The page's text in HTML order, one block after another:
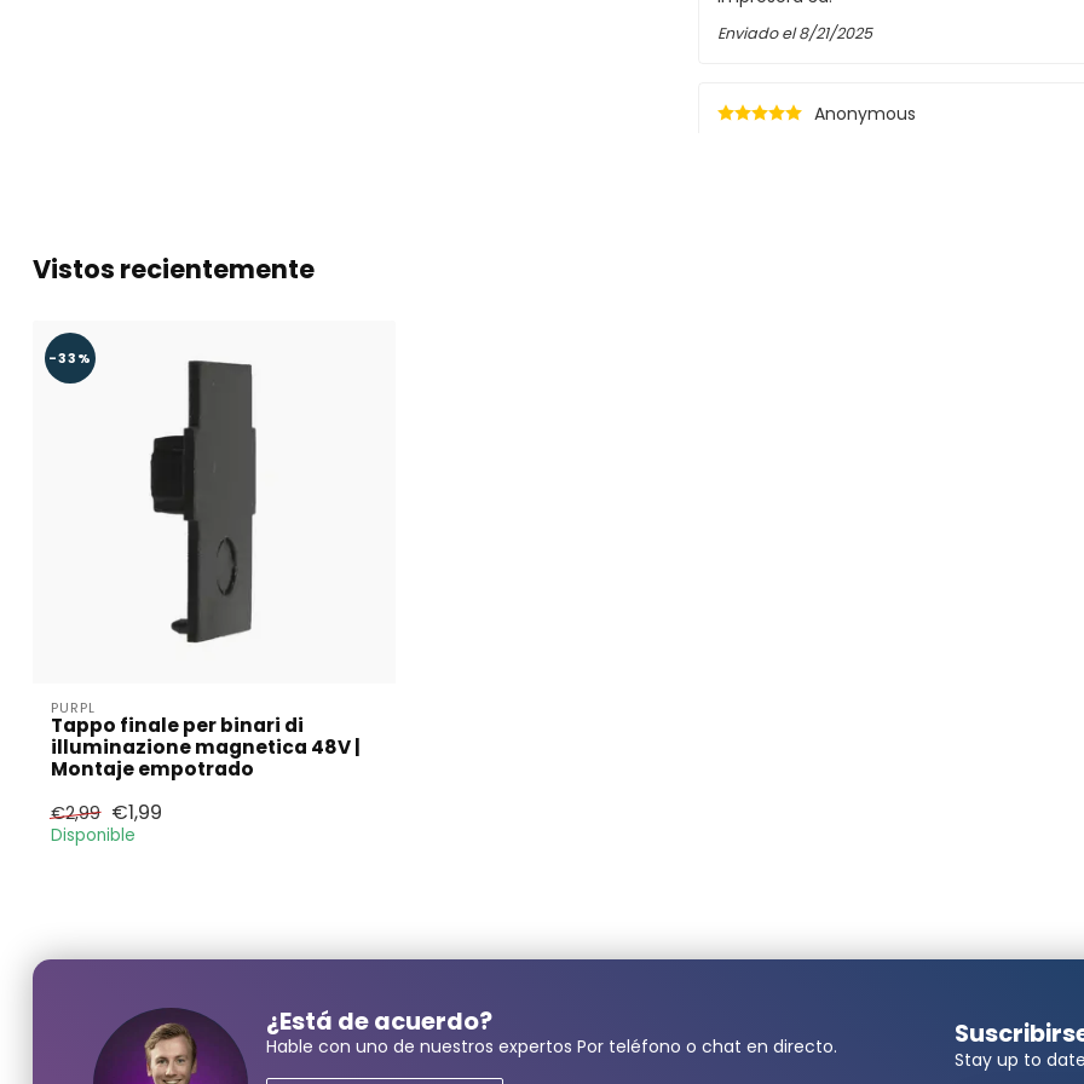
Enviado el8/21/2025
Anonymous
Vistos recientemente
-33%
PURPL
Tappo finale per binari di
illuminazione magnetica 48V |
Montaje empotrado
€2,99 €1,99
Disponible
Nombre y apellidos*
¿Está de acuerdo?
Hable con uno de nuestros expertos Por teléfono o chat en directo.
Stay up to